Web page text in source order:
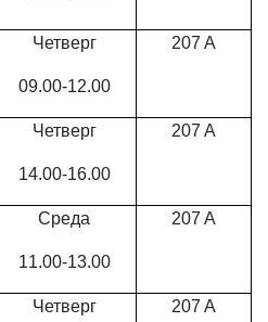
Четверг
09.00-12.00
207 A
Четверг
14.00-16.00
207 A
Среда
11.00-13.00
207 A
Четверг 207 A